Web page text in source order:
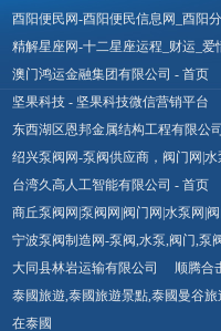
酉阳便民网-酉阳便民信息网_酉阳
精解星座网-十二星座运程_财运_爱
澳门鸿运金融集团有限公司 - 首页
坚果科技 - 坚果科技微信营销平台
东西湖区恩邦金属结构工程有限公司
绍兴泵阀网-泵阀供应商，阀门网|水
台湾久高人工智能有限公司 - 首页
商丘泵阀网|泵阀网|阀门网|水泵网|
宁波泵阀制造网-泵阀,水泵,阀门,泵
大同县林岩运输有限公司
顺腾合
泰國旅遊,泰國旅遊景點,泰國曼谷
在泰國